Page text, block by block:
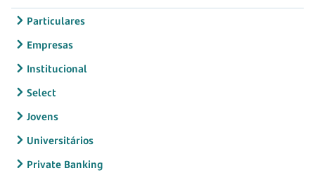
Particulares
Empresas
Institucional
Select
Jovens
Universitários
Private Banking